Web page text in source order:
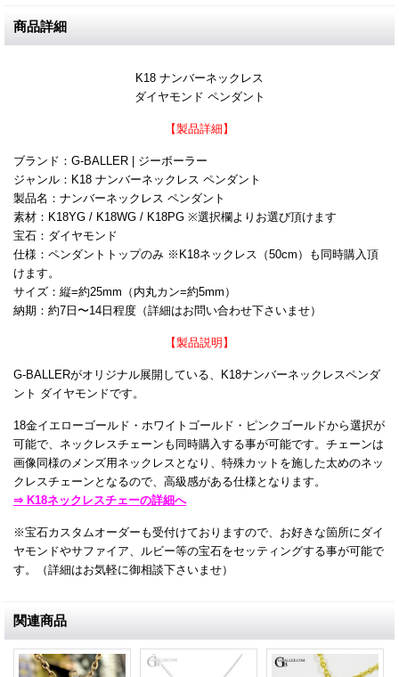
商品詳細
K18 ナンバーネックレス
ダイヤモンド ペンダント
【製品詳細】
ブランド：G-BALLER | ジーボーラー
ジャンル：K18 ナンバーネックレス ペンダント
製品名：ナンバーネックレス ペンダント
素材：K18YG / K18WG / K18PG ※選択欄よりお選び頂けます
宝石：ダイヤモンド
仕様：ペンダントトップのみ ※K18ネックレス（50cm）も同時購入頂
けます。
サイズ：縦=約25mm（内丸カン=約5mm）
納期：約7日〜14日程度（詳細はお問い合わせ下さいませ）
【製品説明】
G-BALLERがオリジナル展開している、K18ナンバーネックレスペンダ
ント ダイヤモンドです。
18金イエローゴールド・ホワイトゴールド・ピンクゴールドから選択が
可能で、ネックレスチェーンも同時購入する事が可能です。チェーンは
画像同様のメンズ用ネックレスとなり、特殊カットを施した太めのネッ
クレスチェーンとなるので、高級感がある仕様となります。
⇒ K18ネックレスチェーの詳細へ
※宝石カスタムオーダーも受付けておりますので、お好きな箇所にダイ
ヤモンドやサファイア、ルビー等の宝石をセッティングする事が可能で
す。（詳細はお気軽に御相談下さいませ）
関連商品